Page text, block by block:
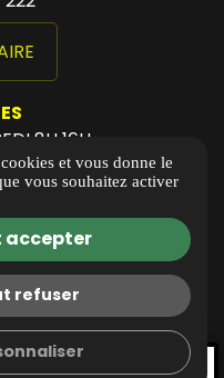
8H 16H
7J/7
et vous donne le
vous souhaitez activer
accepter
refuser